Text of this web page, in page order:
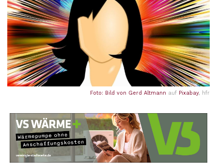
Foto: Bild von Gerd Altmann auf Pixabay, hfr